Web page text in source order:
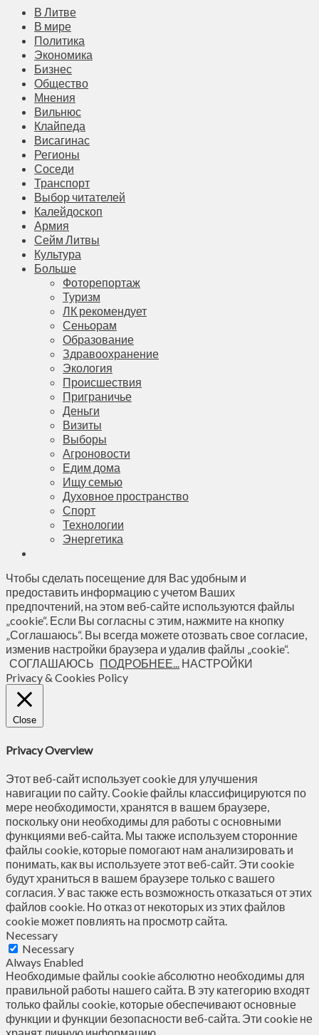
В Литве
В мире
Политика
Экономика
Бизнес
Общество
Мнения
Вильнюс
Клайпеда
Висагинас
Регионы
Соседи
Транспорт
Выбор читателей
Калейдоскоп
Армия
Сейм Литвы
Культура
Больше
Фоторепортаж
Туризм
ЛК рекомендует
Сеньорам
Образование
Здравоохранение
Экология
Происшествия
Приграничье
Деньги
Визиты
Выборы
Агроновости
Едим дома
Ищу семью
Духовное пространство
Спорт
Технологии
Энергетика
Чтобы сделать посещение для Вас удобным и
предоставить информацию с учетом Ваших
предпочтений, на этом веб-сайте используются файлы
„cookie“. Если Вы согласны с этим, нажмите на кнопку
„Соглашаюсь“. Вы всегда можете отозвать свое согласие,
изменив настройки браузера и удалив файлы „cookie“.
СОГЛАШАЮСЬ ПОДРОБНЕЕ... НАСТРОЙКИ
Privacy & Cookies Policy
Close
Privacy Overview
Этот веб-сайт использует cookie для улучшения
навигации по сайту. Сookie файлы классифицируются по
мере необходимости, хранятся в вашем браузере,
поскольку они необходимы для работы с основными
функциями веб-сайта. Мы также используем сторонние
файлы cookie, которые помогают нам анализировать и
понимать, как вы используете этот веб-сайт. Эти cookie
будут храниться в вашем браузере только с вашего
согласия. У вас также есть возможность отказаться от этих
файлов cookie. Но отказ от некоторых из этих файлов
cookie может повлиять на просмотр сайта.
Necessary
Necessary
Always Enabled
Необходимые файлы cookie абсолютно необходимы для
правильной работы нашего сайта. В эту категорию входят
только файлы cookie, которые обеспечивают основные
функции и функции безопасности веб-сайта. Эти cookie не